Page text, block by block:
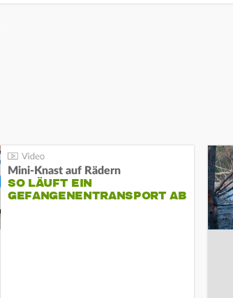
Mini-Knast auf Rädern
SO LÄUFT EIN
GEFANGENENTRANSPORT AB